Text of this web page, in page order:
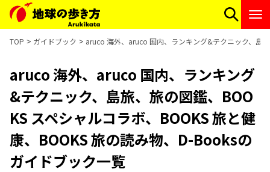
TOP ガイドブック aruco 海外、aruco 国内、ランキング&テクニック、島
aruco 海外、aruco 国内、ランキング
&テクニック、島旅、旅の図鑑、BOO
KS スペシャルコラボ、BOOKS 旅と健
康、BOOKS 旅の読み物、D-Booksの
ガイドブック一覧